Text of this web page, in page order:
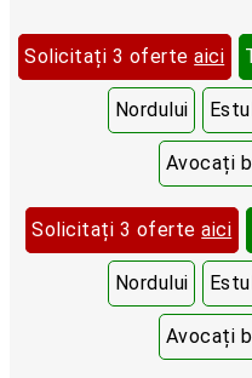
Solicitați 3 oferteaici
Nordului
Avocați
Solicitați 3 oferteaici
Nordului
Avocați